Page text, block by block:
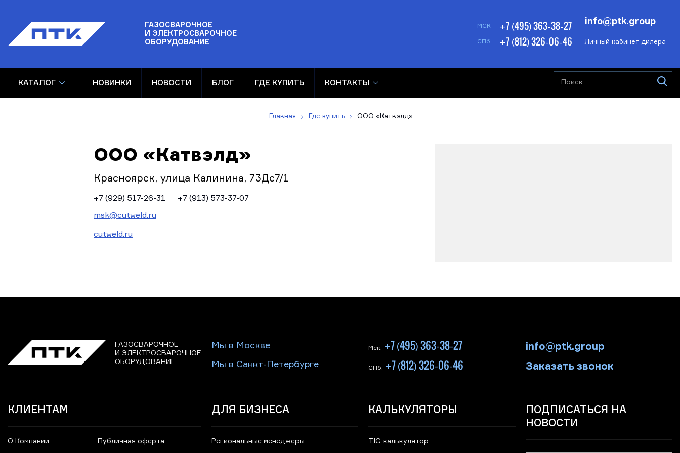
ГАЗОСВАРОЧНОЕ
И ЭЛЕКТРОСВАРОЧНОЕ
ОБОРУДОВАНИЕ
МСК +7 (495) 363-38-27
СПб +7 (812) 326-06-46 Личный кабинет дилера
info@ptk.group
КАТАЛОГ НОВИНКИ НОВОСТИ БЛОГ ГДЕ КУПИТЬ КОНТАКТЫ
Главная Где купить ООО «Катвэлд»
ООО «Катвэлд»
Красноярск, улица Калинина, 73Дс7/1
+7 (929) 517-26-31 +7 (913) 573-37-07
msk@cutweld.ru
cutweld.ru
ГАЗОСВАРОЧНОЕ
И ЭЛЕКТРОСВАРОЧНОЕ
ОБОРУДОВАНИЕ
Мы в Москве
Мы в Санкт-Петербурге
Мск: +7 (495) 363-38-27
СПб: +7 (812) 326-06-46
info@ptk.group
Заказать звонок
КЛИЕНТАМ
О Компании Публичная оферта
ДЛЯ БИЗНЕСА
Региональные менеджеры
КАЛЬКУЛЯТОРЫ
TIG калькулятор
ПОДПИСАТЬСЯ НА
НОВОСТИ